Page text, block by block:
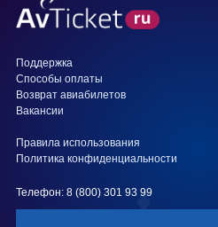
Поддержка
Способы оплаты
Возврат авиабилетов
Вакансии
Правила использования
Политика конфиденциальности
Телефон: 8 (800) 301 93 99